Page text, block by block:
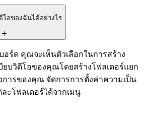
โอของฉันได้อย่างไร
ร์ด คุณจะเห็นตัวเลือกในการสร้าง
ยบวิดีโอของคุณโดยสร้างโฟลเดอร์แยก
ารของคุณ จัดการการตั้งค่าความเป็น
ะโฟลเดอร์ได้จากเมนู